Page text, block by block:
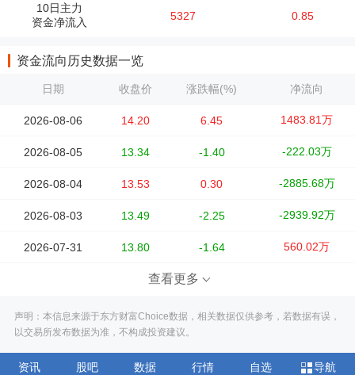
10日主力
资金净流入
5327 0.85
资金流向历史数据一览
日期 收盘价 涨跌幅(%) 净流向
2026-08-06 14.20 6.45 1483.81万
2026-08-05 13.34 -1.40 -222.03万
2026-08-04 13.53 0.30 -2885.68万
2026-08-03 13.49 -2.25 -2939.92万
2026-07-31 13.80 -1.64 560.02万
查看更多
声明：本信息来源于东方财富Choice数据，相关数据仅供参考，若数据有误，
以交易所发布数据为准，不构成投资建议。
资讯 股吧 数据 行情 自选 导航